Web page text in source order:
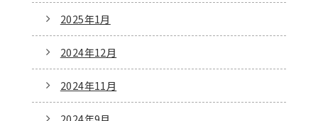
2025年1月
2024年12月
2024年11月